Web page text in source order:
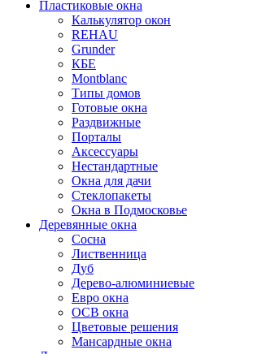
Пластиковые окна
Калькулятор окон
REHAU
Grunder
КБЕ
Montblanc
Типы домов
Готовые окна
Раздвижные
Порталы
Аксессуары
Нестандартные
Окна для дачи
Стеклопакеты
Окна в Подмосковье
Деревянные окна
Сосна
Лиственница
Дуб
Дерево-алюминиевые
Евро окна
ОСВ окна
Цветовые решения
Мансардные окна